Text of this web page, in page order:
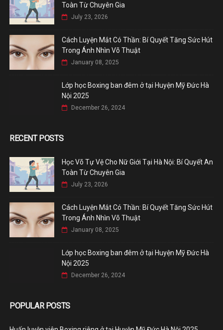
Toàn Từ Chuyên Gia
July 23, 2026
Cách Luyện Mắt Có Thần: Bí Quyết Tăng Sức Hút
Trong Ánh Nhìn Võ Thuật
January 08, 2025
Lớp học Boxing ban đêm ở tại Huyện Mỹ Đức Hà
Nội 2025
December 26, 2024
RECENT POSTS
Học Võ Tự Vệ Cho Nữ Giới Tại Hà Nội: Bí Quyết An
Toàn Từ Chuyên Gia
July 23, 2026
Cách Luyện Mắt Có Thần: Bí Quyết Tăng Sức Hút
Trong Ánh Nhìn Võ Thuật
January 08, 2025
Lớp học Boxing ban đêm ở tại Huyện Mỹ Đức Hà
Nội 2025
December 26, 2024
POPULAR POSTS